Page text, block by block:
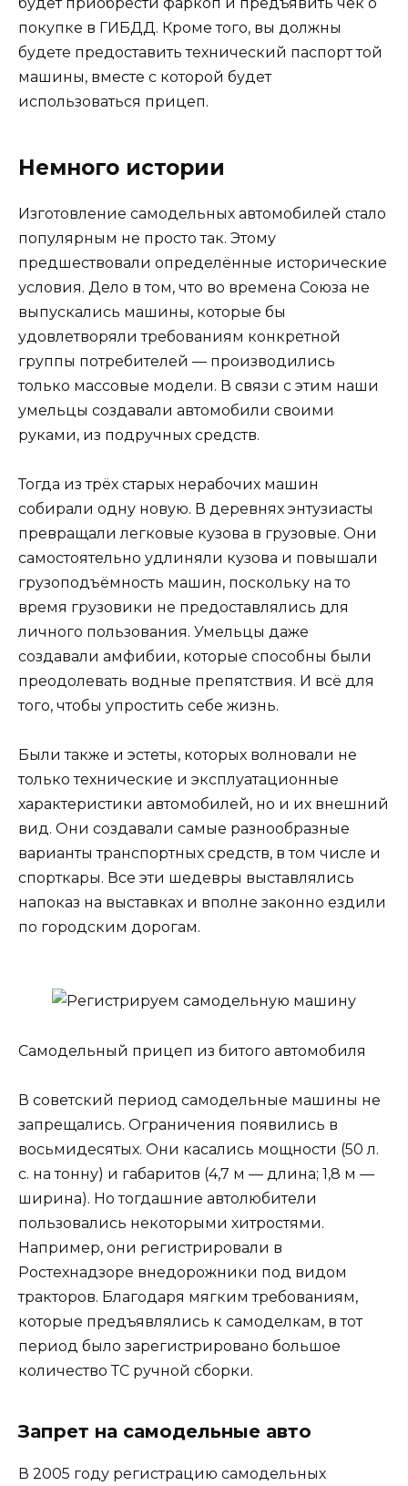
покупке в ГИБДД. Кроме того, вы должны
будете предоставить технический паспорт той
машины, вместе с которой будет
использоваться прицеп.
Немного истории
Изготовление самодельных автомобилей стало
популярным не просто так. Этому
предшествовали определённые исторические
условия. Дело в том, что во времена Союза не
выпускались машины, которые бы
удовлетворяли требованиям конкретной
группы потребителей — производились
только массовые модели. В связи с этим наши
умельцы создавали автомобили своими
руками, из подручных средств.
Тогда из трёх старых нерабочих машин
собирали одну новую. В деревнях энтузиасты
превращали легковые кузова в грузовые. Они
самостоятельно удлиняли кузова и повышали
грузоподъёмность машин, поскольку на то
время грузовики не предоставлялись для
личного пользования. Умельцы даже
создавали амфибии, которые способны были
преодолевать водные препятствия. И всё для
того, чтобы упростить себе жизнь.
Были также и эстеты, которых волновали не
только технические и эксплуатационные
характеристики автомобилей, но и их внешний
вид. Они создавали самые разнообразные
варианты транспортных средств, в том числе и
спорткары. Все эти шедевры выставлялись
напоказ на выставках и вполне законно ездили
по городским дорогам.
Самодельный прицеп из битого автомобиля
В советский период самодельные машины не
запрещались. Ограничения появились в
восьмидесятых. Они касались мощности (50 л.
с. на тонну) и габаритов (4,7 м — длина; 1,8 м —
ширина). Но тогдашние автолюбители
пользовались некоторыми хитростями.
Например, они регистрировали в
Ростехнадзоре внедорожники под видом
тракторов. Благодаря мягким требованиям,
которые предъявлялись к самоделкам, в тот
период было зарегистрировано большое
количество ТС ручной сборки.
Запрет на самодельные авто
В 2005 году регистрацию самодельных